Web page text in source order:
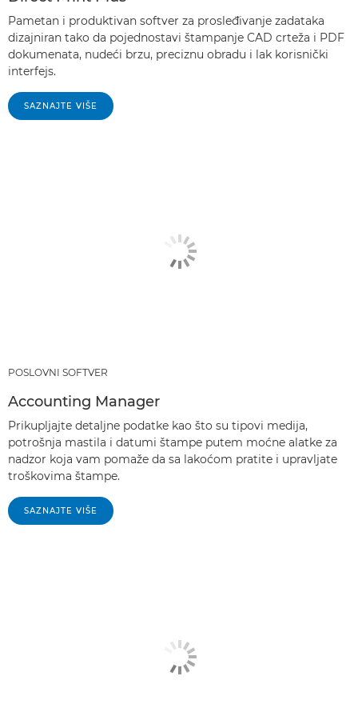
Pametan i produktivan softver za prosleđivanje zadataka
dizajniran tako da pojednostavi štampanje CAD crteža i PDF
dokumenata, nudeći brzu, preciznu obradu i lak korisnički
interfejs.
SAZNAJTE VIŠE
POSLOVNI SOFTVER
Accounting Manager
Prikupljajte detaljne podatke kao što su tipovi medija,
potrošnja mastila i datumi štampe putem moćne alatke za
nadzor koja vam pomaže da sa lakoćom pratite i upravljate
troškovima štampe.
SAZNAJTE VIŠE